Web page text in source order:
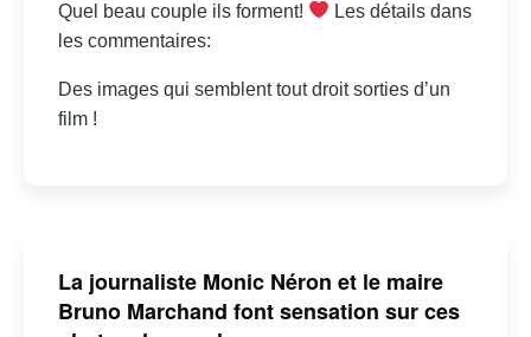
Quel beau couple ils forment!
Les détails dans
les commentaires:
Des images qui semblent tout droit sorties d’un
film !
La journaliste Monic Néron et le maire
Bruno Marchand font sensation sur ces